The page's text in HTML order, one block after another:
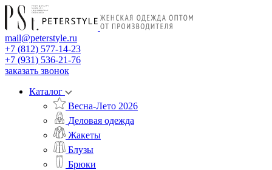
mail@peterstyle.ru
+7 (812) 577-14-23
+7 (931) 536-21-76
заказать звонок
Каталог
Весна-Лето 2026
Деловая одежда
Жакеты
Блузы
Брюки